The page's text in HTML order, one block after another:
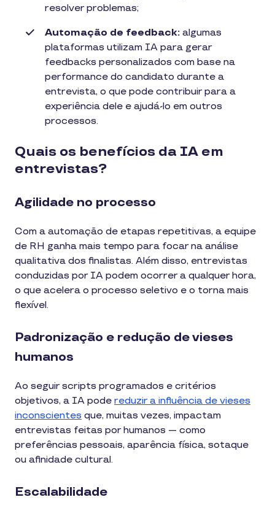
resolver problemas;
Automação de feedback: algumas
plataformas utilizam IA para gerar
feedbacks personalizados com base na
performance do candidato durante a
entrevista, o que pode contribuir para a
experiência dele e ajudá-lo em outros
processos.
Quais os benefícios da IA em
entrevistas?
Agilidade no processo
Com a automação de etapas repetitivas, a equipe
de RH ganha mais tempo para focar na análise
qualitativa dos finalistas. Além disso, entrevistas
conduzidas por IA podem ocorrer a qualquer hora,
o que acelera o processo seletivo e o torna mais
flexível.
Padronização e redução de vieses
humanos
Ao seguir scripts programados e critérios
objetivos, a IA pode reduzir a influência de vieses
inconscientes que, muitas vezes, impactam
entrevistas feitas por humanos — como
preferências pessoais, aparência física, sotaque
ou afinidade cultural.
Escalabilidade